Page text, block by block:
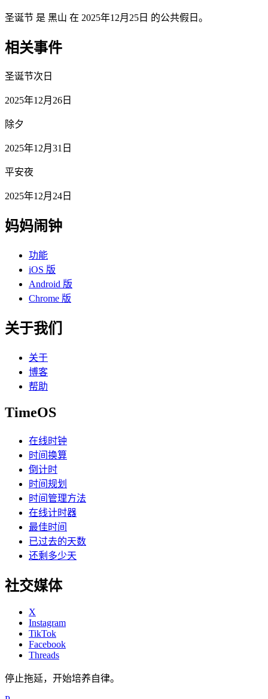
圣诞节 是 黑山 在 2025年12月25日 的公共假日。
相关事件
圣诞节次日
2025年12月26日
除夕
2025年12月31日
平安夜
2025年12月24日
妈妈闹钟
功能
iOS 版
Android 版
Chrome 版
关于我们
关于
博客
帮助
TimeOS
在线时钟
时间换算
倒计时
时间规划
时间管理方法
在线计时器
最佳时间
已过去的天数
还剩多少天
社交媒体
X
Instagram
TikTok
Facebook
Threads
停止拖延，开始培养自律。